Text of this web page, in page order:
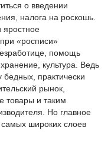
о введении
налога на роскошь.
яростное
«росписи»
помощь
культура. Ведь
практически
рынок,
товары и таким
Но главное
широких слоев